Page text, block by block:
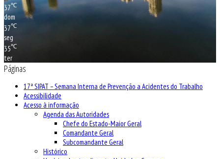
37℃
dom
37℃
seg
35℃
ter
Páginas
17ª SIPAT – Semana Interna de Prevenção a Acidentes do Trabalho
Acessibilidade
Acesso à informação
Agenda das Autoridades
Chefe do Estado-Maior Geral
Comandante Geral
Subcomandante Geral
Histórico